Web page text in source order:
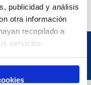
publicidad y análisis
otra información
recopilado a
servicios.